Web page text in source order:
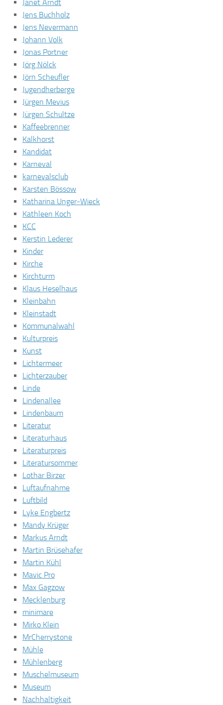
Janet Arndt
Jens Buchholz
Jens Nevermann
Johann Volk
Jonas Portner
Jörg Nölck
Jörn Scheufler
Jugendherberge
Jürgen Mevius
Jürgen Schultze
Kaffeebrenner
Kalkhorst
Kandidat
Karneval
karnevalsclub
Karsten Bössow
Katharina Unger-Wieck
Kathleen Koch
KCC
Kerstin Lederer
Kinder
Kirche
Kirchturm
Klaus Heselhaus
Kleinbahn
Kleinstadt
Kommunalwahl
Kulturpreis
Kunst
Lichtermeer
Lichterzauber
Linde
Lindenallee
Lindenbaum
Literatur
Literaturhaus
Literaturpreis
Literatursommer
Lothar Birzer
Luftaufnahme
Luftbild
Lyke Engbertz
Mandy Krüger
Markus Arndt
Martin Brüsehafer
Martin Kühl
Mavic Pro
Max Gagzow
Mecklenburg
minimare
Mirko Klein
MrCherrystone
Mühle
Mühlenberg
Muschelmuseum
Museum
Nachhaltigkeit